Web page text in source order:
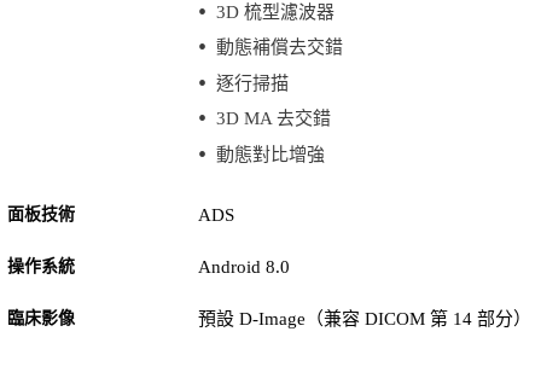
3D 梳型濾波器
動態補償去交錯
逐行掃描
3D MA 去交錯
動態對比增強
面板技術 ADS
操作系統 Android 8.0
臨床影像 預設 D-Image（兼容 DICOM 第 14 部分）